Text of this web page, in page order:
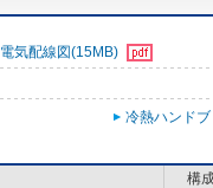
電気配線図(15MB)
冷熱ハンド
構